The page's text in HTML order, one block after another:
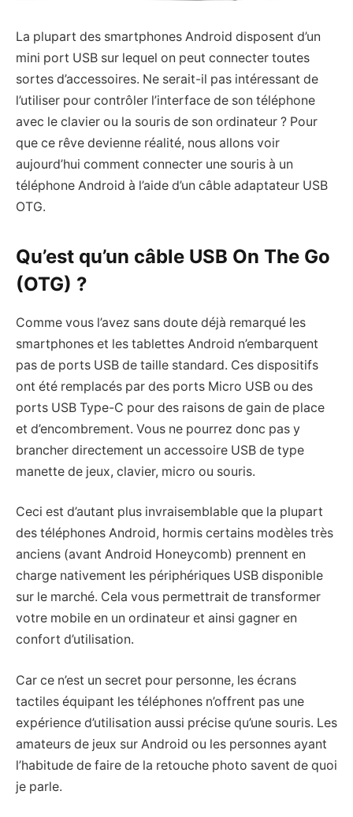
La plupart des smartphones Android disposent d’un
mini port USB sur lequel on peut connecter toutes
sortes d’accessoires. Ne serait-il pas intéressant de
l’utiliser pour contrôler l’interface de son téléphone
avec le clavier ou la souris de son ordinateur ? Pour
que ce rêve devienne réalité, nous allons voir
aujourd’hui comment connecter une souris à un
téléphone Android à l’aide d’un câble adaptateur USB
OTG.
Qu’est qu’un câble USB On The Go
(OTG) ?
Comme vous l’avez sans doute déjà remarqué les
smartphones et les tablettes Android n’embarquent
pas de ports USB de taille standard. Ces dispositifs
ont été remplacés par des ports Micro USB ou des
ports USB Type-C pour des raisons de gain de place
et d’encombrement. Vous ne pourrez donc pas y
brancher directement un accessoire USB de type
manette de jeux, clavier, micro ou souris.
Ceci est d’autant plus invraisemblable que la plupart
des téléphones Android, hormis certains modèles très
anciens (avant Android Honeycomb) prennent en
charge nativement les périphériques USB disponible
sur le marché. Cela vous permettrait de transformer
votre mobile en un ordinateur et ainsi gagner en
confort d’utilisation.
Car ce n’est un secret pour personne, les écrans
tactiles équipant les téléphones n’offrent pas une
expérience d’utilisation aussi précise qu’une souris. Les
amateurs de jeux sur Android ou les personnes ayant
l’habitude de faire de la retouche photo savent de quoi
je parle.